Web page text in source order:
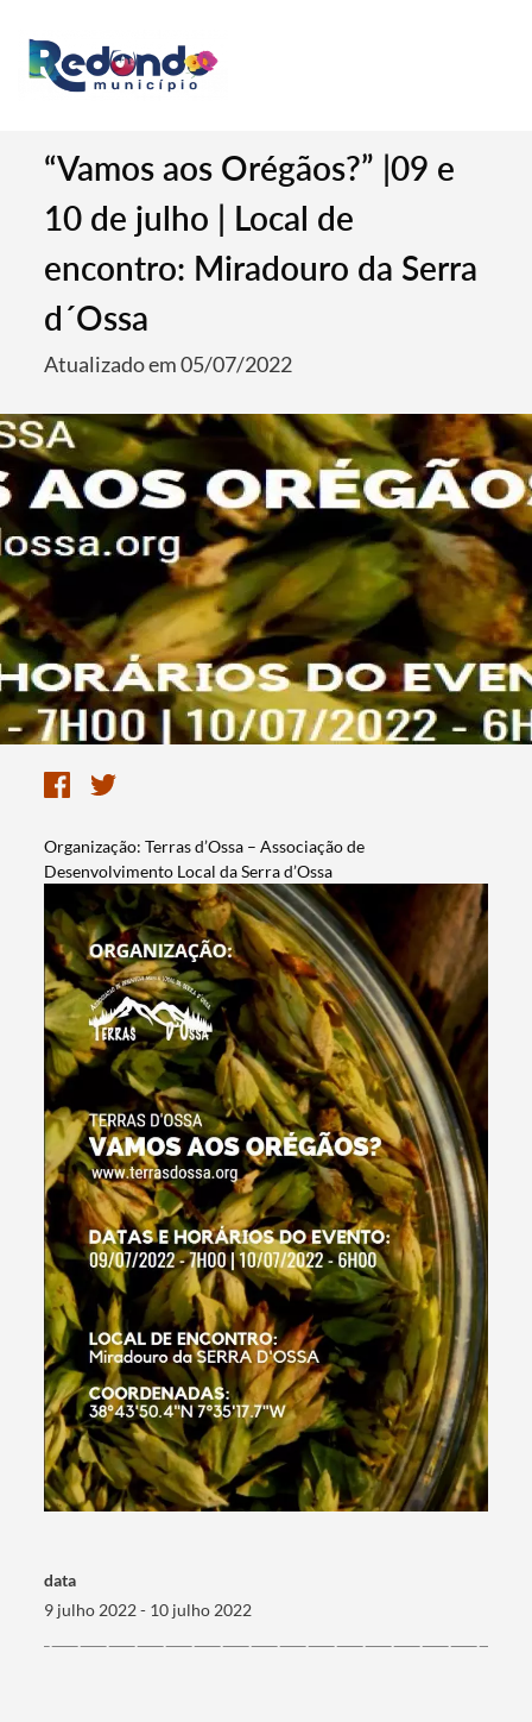
Termo de Pesquisa
Categorias gerais
Filtros
“Vamos aos Orégãos?” |09 e
10 de julho | Local de
encontro: Miradouro da Serra
d´Ossa
Atualizado em 05/07/2022
Organização: Terras d’Ossa – Associação de
Desenvolvimento Local da Serra d’Ossa
data
9 julho 2022 - 10 julho 2022